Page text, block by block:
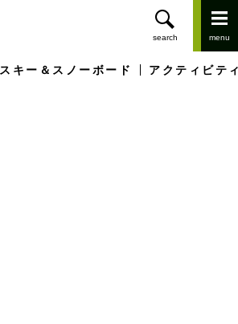
スキー＆スノーボード アクティビテ